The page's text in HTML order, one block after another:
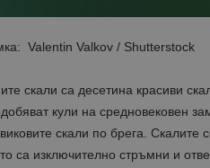
Valentin Valkov / Shutterstock
скали са десетина красиви
кули на средновековен
скали по брега. Скалите
са изключително стръмни и
_ga_FK650GXHRZ